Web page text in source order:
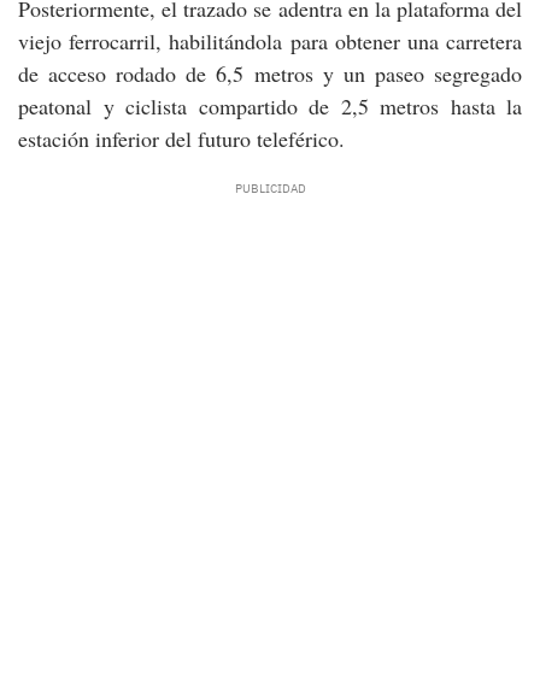
Posteriormente, el trazado se adentra en la plataforma del
viejo ferrocarril, habilitándola para obtener una carretera
de acceso rodado de 6,5 metros y un paseo segregado
peatonal y ciclista compartido de 2,5 metros hasta la
estación inferior del futuro teleférico.